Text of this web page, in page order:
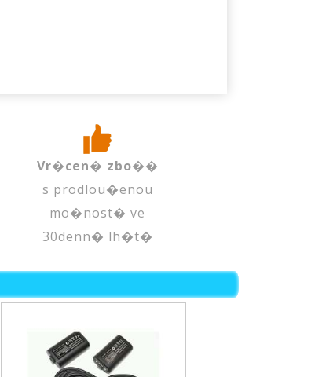
Vr�cen� zbo��
s prodlou�enou
mo�nost� ve
30denn� lh�t�